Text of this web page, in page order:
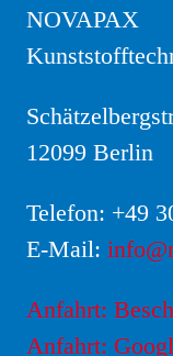
NOVAPAX
12099 Berlin
Telefon: +49
E-Mail:
Anfahrt:
Anfahrt: